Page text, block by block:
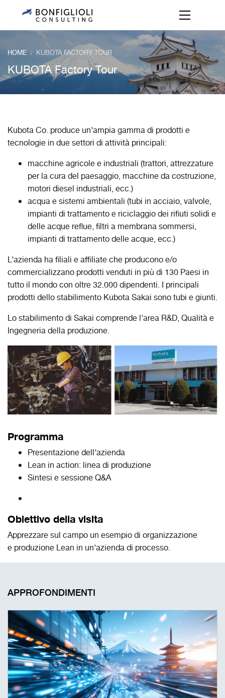
HOME / KUBOTA FACTORY TOUR
KUBOTA Factory Tour
Kubota Co. produce un’ampia gamma di prodotti e
tecnologie in due settori di attività principali:
macchine agricole e industriali (trattori, attrezzature
per la cura del paesaggio, macchine da costruzione,
motori diesel industriali, ecc.)
acqua e sistemi ambientali (tubi in acciaio, valvole,
impianti di trattamento e riciclaggio dei rifiuti solidi e
delle acque reflue, filtri a membrana sommersi,
impianti di trattamento delle acque, ecc.)
L’azienda ha filiali e affiliate che producono e/o
commercializzano prodotti venduti in più di 130 Paesi in
tutto il mondo con oltre 32.000 dipendenti. I principali
prodotti dello stabilimento Kubota Sakai sono tubi e giunti.
Lo stabilimento di Sakai comprende l’area R&D, Qualità e
Ingegneria della produzione.
Programma
Presentazione dell’azienda
Lean in action: linea di produzione
Sintesi e sessione Q&A
Obiettivo della visita
Apprezzare sul campo un esempio di organizzazione
e produzione Lean in un’azienda di processo​.
APPROFONDIMENTI